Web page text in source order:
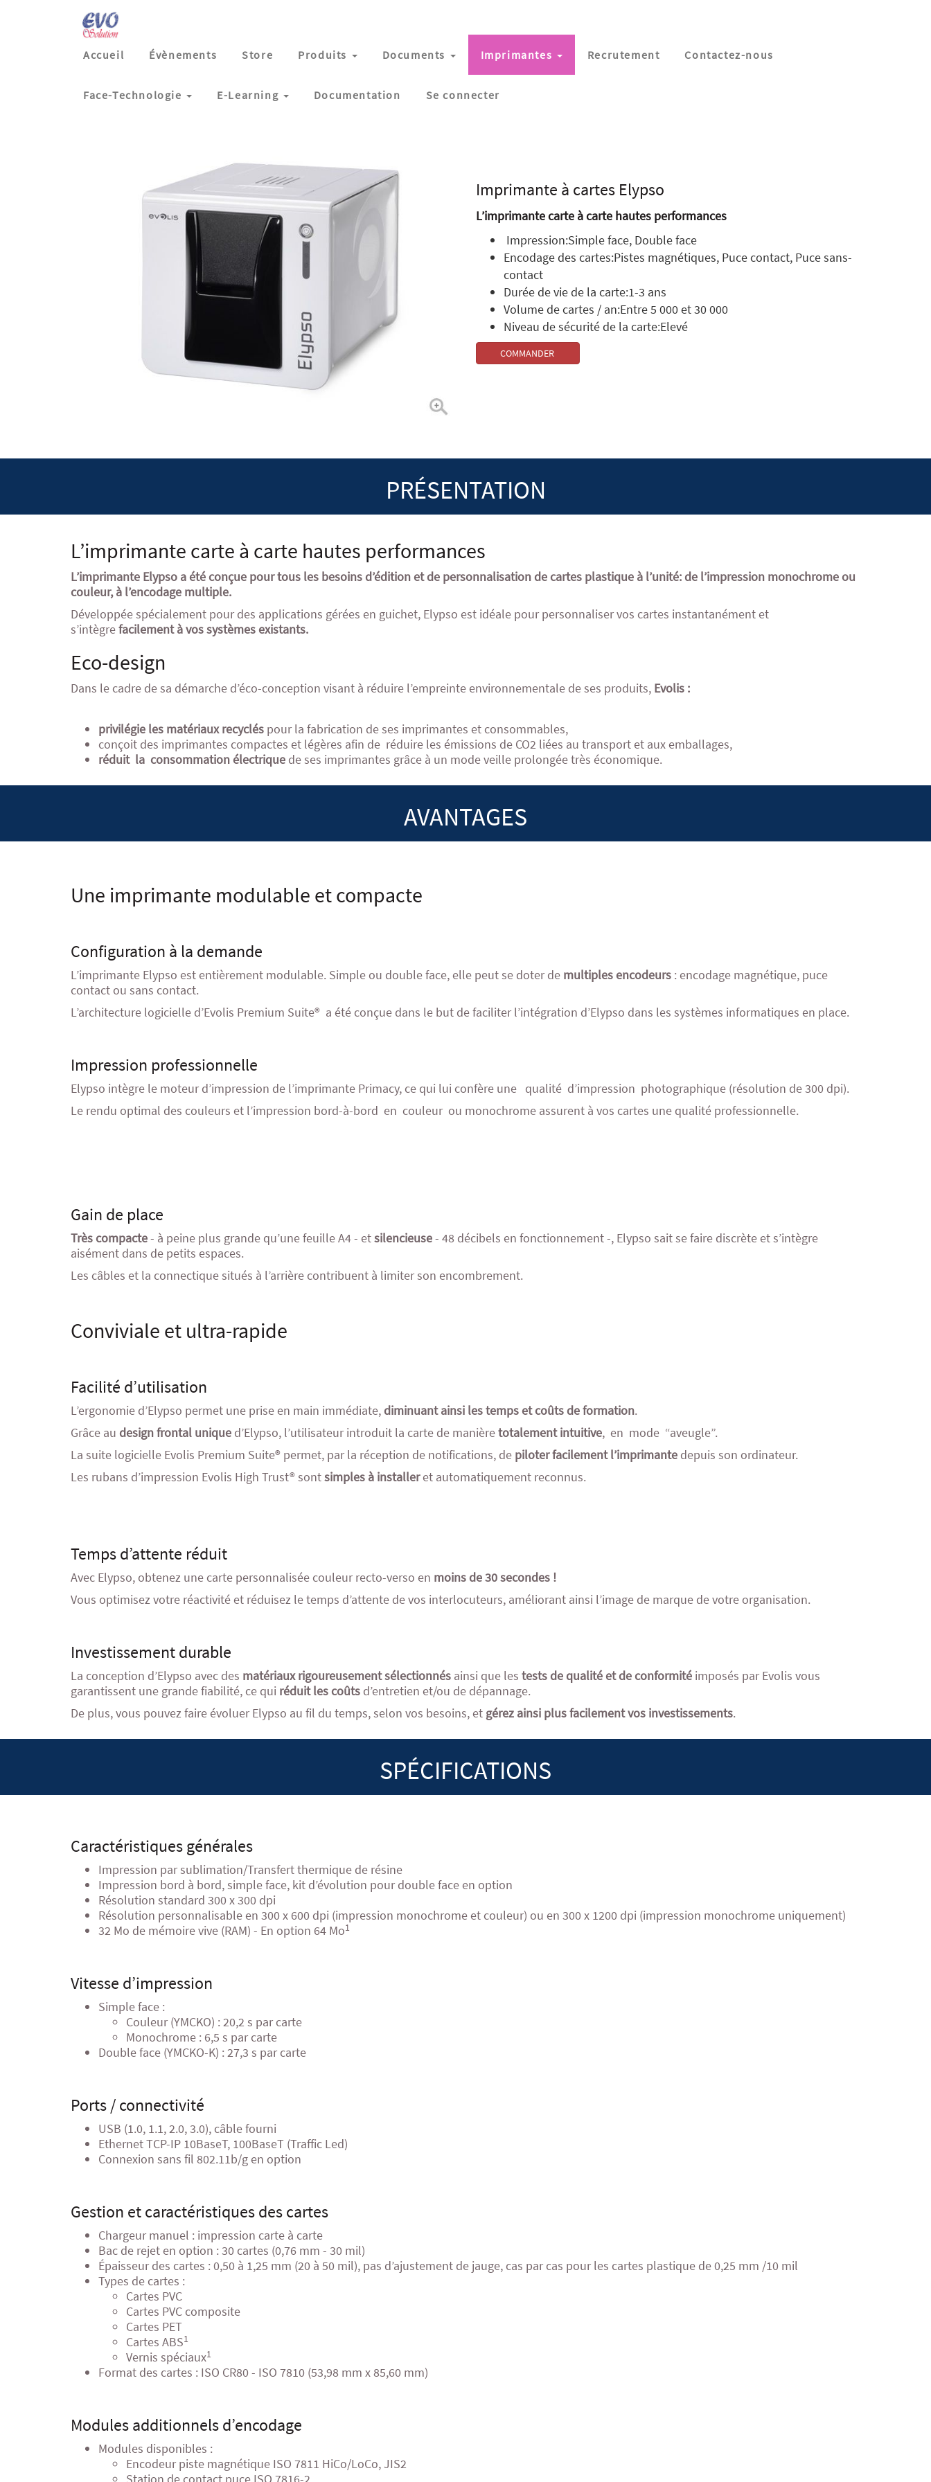
Accueil Évènements Store Produits Documents Imprimantes Recrutement Contactez-nous
Face-Technologie E-Learning Documentation Se connecter
Imprimante à cartes Elypso
L’imprimante carte à carte hautes performances
Impression:Simple face, Double face
Encodage des cartes:Pistes magnétiques, Puce contact, Puce sans-
contact
Durée de vie de la carte:1-3 ans
Volume de cartes / an:Entre 5 000 et 30 000
Niveau de sécurité de la carte:Elevé
COMMANDER
PRÉSENTATION
L’imprimante carte à carte hautes performances
L’imprimante Elypso a été conçue pour tous les besoins d’édition et de personnalisation de cartes plastique à l’unité: de l’impression monochrome ou
couleur, à l’encodage multiple.
Développée spécialement pour des applications gérées en guichet, Elypso est idéale pour personnaliser vos cartes instantanément et
s’intègrefacilement à vos systèmes existants.
Eco-design
Dans le cadre de sa démarche d’éco-conception visant à réduire l’empreinte environnementale de ses produits, Evolis :
privilégie les matériaux recyclés pour la fabrication de ses imprimantes et consommables,
conçoit des imprimantes compactes et légères afin de réduire les émissions de CO2 liées au transport et aux emballages,
réduit la consommation électrique de ses imprimantes grâce à un mode veille prolongée très économique.
AVANTAGES
Une imprimante modulable et compacte
Configuration à la demande
L’imprimante Elypso est entièrement modulable. Simple ou double face, elle peut se doter de multiples encodeurs : encodage magnétique, puce
contact ou sans contact.
L’architecture logicielle d’Evolis Premium Suite® a été conçue dans le but de faciliter l’intégration d’Elypso dans les systèmes informatiques en place.
Impression professionnelle
Elypso intègre le moteur d’impression de l’imprimante Primacy, ce qui lui confère une qualité d’impression photographique (résolution de 300 dpi).
Le rendu optimal des couleurs et l’impression bord-à-bord en couleur ou monochrome assurent à vos cartes une qualité professionnelle.
Gain de place
Très compacte- à peine plus grande qu’une feuille A4 - etsilencieuse- 48 décibels en fonctionnement -, Elypso sait se faire discrète et s’intègre
aisément dans de petits espaces.
Les câbles et la connectique situés à l’arrière contribuent à limiter son encombrement.
Conviviale et ultra-rapide
Facilité d’utilisation
L’ergonomie d’Elypso permet une prise en main immédiate, diminuant ainsi les temps et coûts de formation.
Grâce au design frontal unique d’Elypso, l’utilisateur introduit la carte de manièretotalement intuitive, en mode “aveugle”.
La suite logicielle Evolis Premium Suite® permet, par la réception de notifications, de piloter facilement l’imprimante depuis son ordinateur.
Les rubans d’impression Evolis High Trust® sontsimples à installeret automatiquement reconnus.
Temps d’attente réduit
Avec Elypso, obtenez une carte personnalisée couleur recto-verso en moins de 30 secondes !
Vous optimisez votre réactivité et réduisez le temps d’attente de vos interlocuteurs, améliorant ainsi l’image de marque de votre organisation.
Investissement durable
La conception d’Elypso avec des matériaux rigoureusement sélectionnés ainsi que les tests de qualité et de conformité imposés par Evolis vous
garantissent une grande fiabilité, ce qui réduit les coûts d’entretien et/ou de dépannage.
De plus, vous pouvez faire évoluer Elypso au fil du temps, selon vos besoins, et gérez ainsi plus facilement vos investissements.
SPÉCIFICATIONS
Caractéristiques générales
Impression par sublimation/Transfert thermique de résine
Impression bord à bord, simple face, kit d’évolution pour double face en option
Résolution standard 300 x 300 dpi
Résolution personnalisable en 300 x 600 dpi (impression monochrome et couleur) ou en 300 x 1200 dpi (impression monochrome uniquement)
32 Mo de mémoire vive (RAM) - En option 64 Mo1
Vitesse d’impression
Simple face :
Couleur (YMCKO) : 20,2 s par carte
Monochrome : 6,5 s par carte
Double face (YMCKO-K) : 27,3 s par carte
Ports / connectivité
USB (1.0, 1.1, 2.0, 3.0), câble fourni
Ethernet TCP-IP 10BaseT, 100BaseT (Traffic Led)
Connexion sans fil 802.11b/g en option
Gestion et caractéristiques des cartes
Chargeur manuel : impression carte à carte
Bac de rejet en option : 30 cartes (0,76 mm - 30 mil)
Épaisseur des cartes : 0,50 à 1,25 mm (20 à 50 mil), pas d’ajustement de jauge, cas par cas pour les cartes plastique de 0,25 mm /10 mil
Types de cartes :
Cartes PVC
Cartes PVC composite
Cartes PET
Cartes ABS1
Vernis spéciaux1
Format des cartes : ISO CR80 - ISO 7810 (53,98 mm x 85,60 mm)
Modules additionnels d’encodage
Modules disponibles :
Encodeur piste magnétique ISO 7811 HiCo/LoCo, JIS2